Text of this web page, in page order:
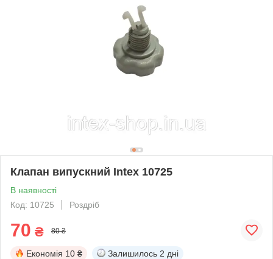
Клапан випускний Intex 10725
В наявності
Код: 10725
Роздріб
70 ₴ 80 ₴
Економія 10 ₴ Залишилось 2 дні